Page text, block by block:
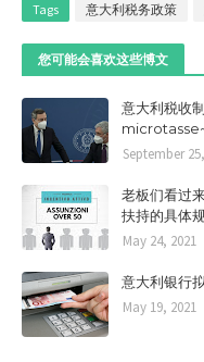
Tags 意大利税务政策
您可能会喜欢这些博文
意大利税收
September
老板们看过
扶持的具体
May 24, 2021
意大利银行
May 19, 2021